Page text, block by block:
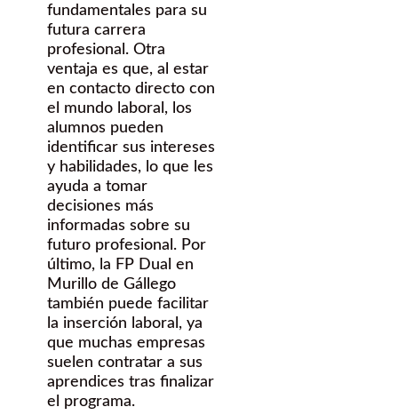
fundamentales para su
futura carrera
profesional. Otra
ventaja es que, al estar
en contacto directo con
el mundo laboral, los
alumnos pueden
identificar sus intereses
y habilidades, lo que les
ayuda a tomar
decisiones más
informadas sobre su
futuro profesional. Por
último, la FP Dual en
Murillo de Gállego
también puede facilitar
la inserción laboral, ya
que muchas empresas
suelen contratar a sus
aprendices tras finalizar
el programa.